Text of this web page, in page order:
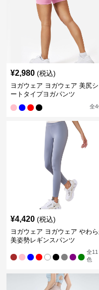
¥2,980 (税込)
ヨガウェア ヨガウェア 美尻シ
ートタイプヨガパンツ
全4
¥4,420 (税込)
ヨガウェア ヨガウェア やわ
美姿勢レギンスパンツ
全11
色